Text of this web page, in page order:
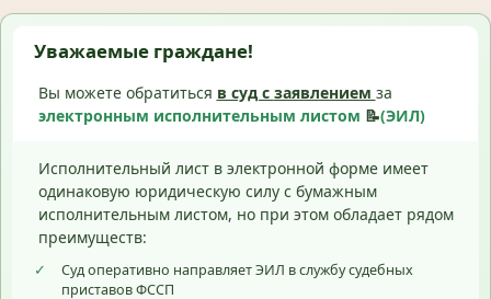
Уважаемые граждане!
Вы можете обратиться в суд с заявлением за
электронным исполнительным листом 📝(ЭИЛ)
Исполнительный лист в электронной форме имеет
одинаковую юридическую силу с бумажным
исполнительным листом, но при этом обладает рядом
преимуществ:
✓
Суд оперативно направляет ЭИЛ в службу судебных
приставов ФССП